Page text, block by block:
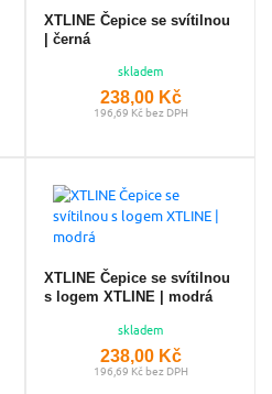
XTLINE Čepice se svítilnou
| černá
skladem
238,00 Kč
196,69 Kč bez DPH
XTLINE Čepice se svítilnou
s logem XTLINE | modrá
skladem
238,00 Kč
196,69 Kč bez DPH